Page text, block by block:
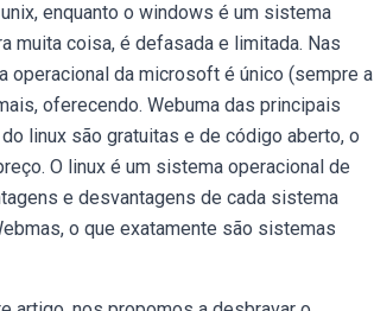
enquanto o windows é um sistema
muita coisa, é defasada e limitada. Nas
operacional da microsoft é único (sempre a
oferecendo. Webuma das principais
linux são gratuitas e de código aberto, o
O linux é um sistema operacional de
e desvantagens de cada sistema
o que exatamente são sistemas